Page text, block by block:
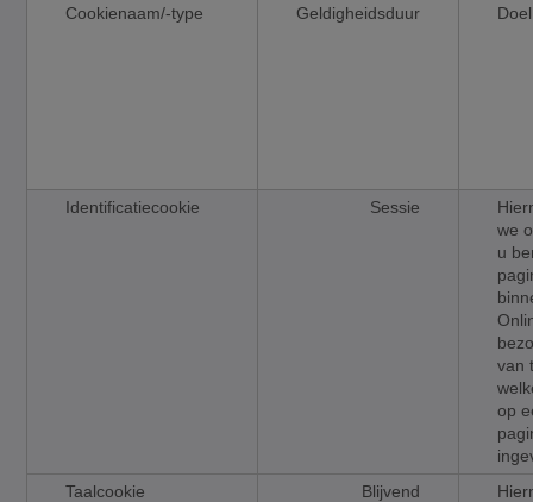
Cookienaam/-type Geldigheidsduur Doel
Identificatiecookie Sessie
we
u
van
op
Taalcookie
Blijvend